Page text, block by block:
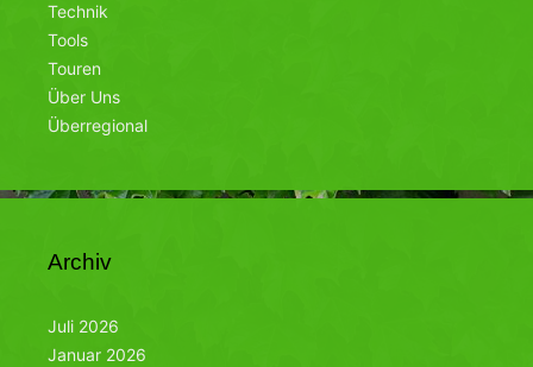
Technik
Tools
Touren
Über Uns
Überregional
Archiv
Juli 2026
Januar 2026